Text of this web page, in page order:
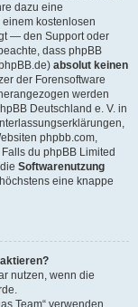
dazu eine
kostenlosen
— den Support oder
dass phpBB
absolut keinen
der Forensoftware
werden
Deutschland e. V. in
phpbb.com,
du phpBB Limited
Softwarenutzung
eine knappe
nutzen, wenn die
Team“ verwenden.